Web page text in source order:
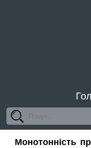
Монотонність